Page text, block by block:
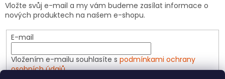
Vložte svůj e-mail a my vám budeme zasílat informace o
nových produktech na našem e-shopu.
E-mail
Vložením e-mailu souhlasíte s podmínkami ochrany
osobních údajů